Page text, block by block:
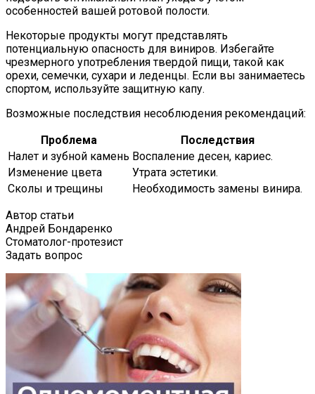
особенностей вашей ротовой полости.
Некоторые продукты могут представлять
потенциальную опасность для виниров. Избегайте
чрезмерного употребления твердой пищи, такой как
орехи, семечки, сухари и леденцы. Если вы занимаетесь
спортом, используйте защитную капу.
Возможные последствия несоблюдения рекомендаций:
Проблема
Последствия
Налет и зубной камень Воспаление десен, кариес.
Изменение цвета
Утрата эстетики.
Сколы и трещины
Необходимость замены винира.
Автор статьи
Андрей Бондаренко
Стоматолог-протезист
Задать вопрос